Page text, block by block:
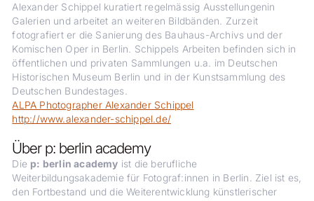
Alexander Schippel kuratiert regelmässig Ausstellungenin
Galerien und arbeitet an weiteren Bildbänden. Zurzeit
fotografiert er die Sanierung des Bauhaus-Archivs und der
Komischen Oper in Berlin. Schippels Arbeiten befinden sich in
öffentlichen und privaten Sammlungen u.a. im Deutschen
Historischen Museum Berlin und in der Kunstsammlung des
Deutschen Bundestages.
ALPA Photographer Alexander Schippel
http://www.alexander-schippel.de/
Über p: berlin academy
Die p: berlin academy ist die berufliche
Weiterbildungsakademie für Fotograf:innen in Berlin. Ziel ist es,
den Fortbestand und die Weiterentwicklung künstlerischer